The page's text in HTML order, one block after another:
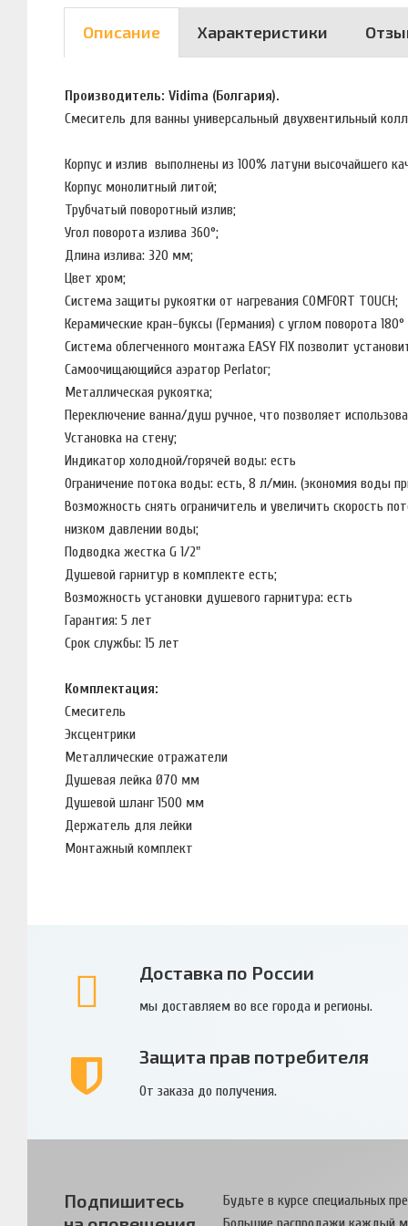
Описание Характеристики
Производитель: Vidima (Болгария).
Смеситель для ванны универсальный двухвентильный
Корпус и излив выполнены из 100% латуни высочайшего
Корпус монолитный литой;
Трубчатый поворотный излив;
Угол поворота излива 360°;
Длина излива: 320 мм;
Цвет хром;
Система защиты рукоятки от нагревания COMFORT TOUCH;
Керамические кран-буксы (Германия) с углом поворота
Система облегченного монтажа EASY FIX позволит
Самоочищающийся аэратор Perlator;
Металлическая рукоятка;
Переключение ванна/душ ручное, что позволяет
Установка на стену;
Индикатор холодной/горячей воды: есть
Ограничение потока воды: есть, 8 л/мин. (экономия воды
Возможность снять ограничитель и увеличить скорость
низком давлении воды;
Подводка жестка G 1/2"
Душевой гарнитур в комплекте есть;
Возможность установки душевого гарнитура: есть
Гарантия: 5 лет
Срок службы: 15 лет
Комплектация:
Смеситель
Эксцентрики
Металлические отражатели
Душевая лейка Ø70 мм
Душевой шланг 1500 мм
Держатель для лейки
Монтажный комплект
Доставка по России
мы доставляем во все города и регионы.
Защита прав потребителя
От заказа до получения.
Подпишитесь
Будьте в курсе специальных